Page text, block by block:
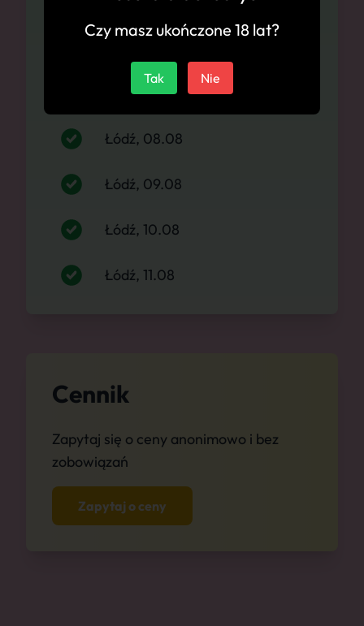
Łódź, 07.08
Łódź, 08.08
Łódź, 09.08
Łódź, 10.08
Łódź, 11.08
Cennik
Zapytaj się o ceny anonimowo i bez
zobowiązań
Zapytaj o ceny
Czy masz ukończone 18 lat?
Tak Nie